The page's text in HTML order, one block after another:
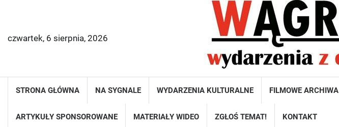
czwartek, 6 sierpnia, 2026
STRONA GŁÓWNA NA SYGNALE WYDARZENIA KULTURALNE FILMOWE ARCHIWA
ARTYKUŁY SPONSOROWANE MATERIAŁY WIDEO ZGŁOŚ TEMAT! KONTAKT